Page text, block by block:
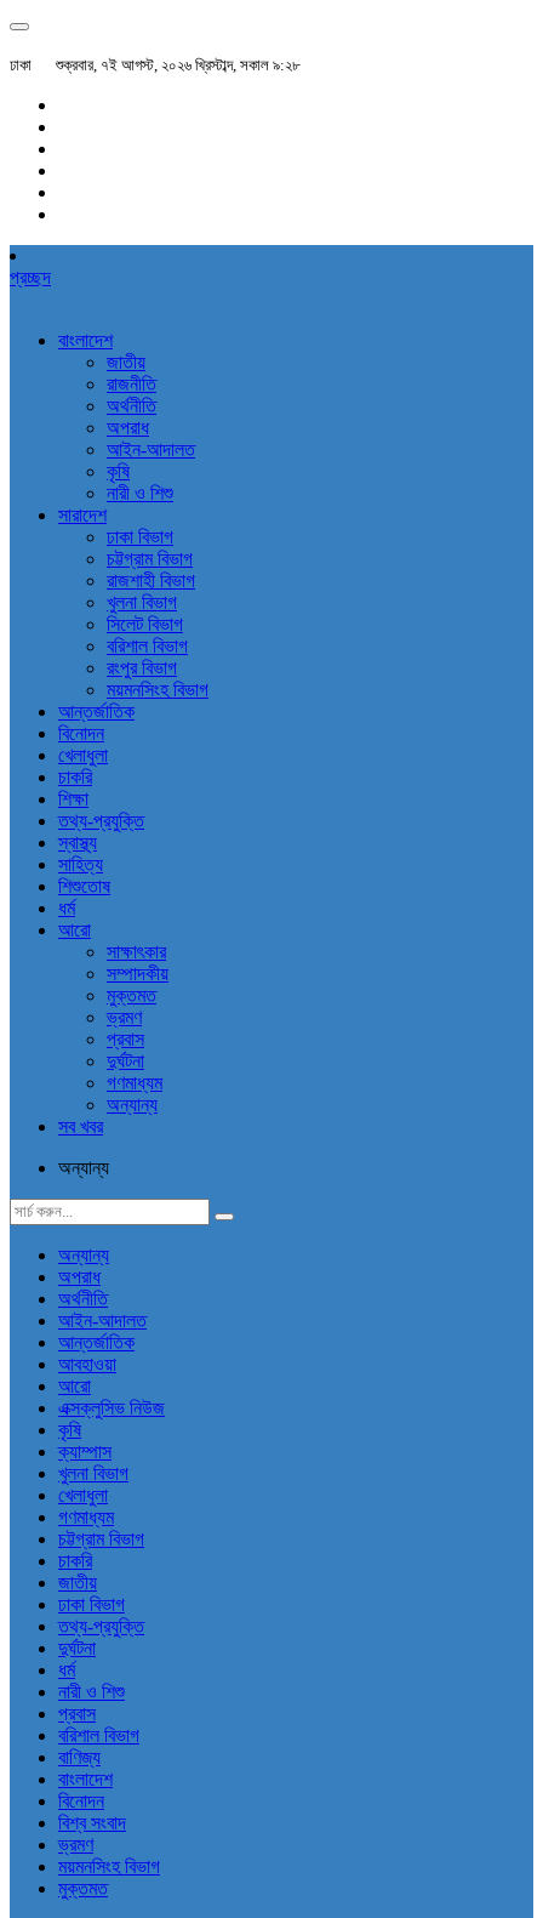
ঢাকা শুক্রবার, ৭ই আগস্ট, ২০২৬ খ্রিস্টাব্দ, সকাল ৯:২৮
প্রচ্ছদ
বাংলাদেশ
জাতীয়
রাজনীতি
অর্থনীতি
অপরাধ
আইন-আদালত
কৃষি
নারী ও শিশু
সারাদেশ
ঢাকা বিভাগ
চট্টগ্রাম বিভাগ
রাজশাহী বিভাগ
খুলনা বিভাগ
সিলেট বিভাগ
বরিশাল বিভাগ
রংপুর বিভাগ
ময়মনসিংহ বিভাগ
আন্তর্জাতিক
বিনোদন
খেলাধুলা
চাকরি
শিক্ষা
তথ্য-প্রযুক্তি
স্বাস্থ্য
সাহিত্য
শিশুতোষ
ধর্ম
আরো
সাক্ষাৎকার
সম্পাদকীয়
মুক্তমত
ভ্রমণ
প্রবাস
দুর্ঘটনা
গণমাধ্যম
অন্যান্য
সব খবর
অন্যান্য
অন্যান্য
অপরাধ
অর্থনীতি
আইন-আদালত
আন্তর্জাতিক
আবহাওয়া
আরো
এক্সক্লুসিভ নিউজ
কৃষি
ক্যাম্পাস
খুলনা বিভাগ
খেলাধুলা
গণমাধ্যম
চট্টগ্রাম বিভাগ
চাকরি
জাতীয়
ঢাকা বিভাগ
তথ্য-প্রযুক্তি
দুর্ঘটনা
ধর্ম
নারী ও শিশু
প্রবাস
বরিশাল বিভাগ
বাণিজ্য
বাংলাদেশ
বিনোদন
বিশ্ব সংবাদ
ভ্রমণ
ময়মনসিংহ বিভাগ
মুক্তমত